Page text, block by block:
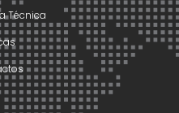
Técnica